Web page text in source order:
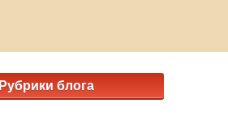
Рубрики блога